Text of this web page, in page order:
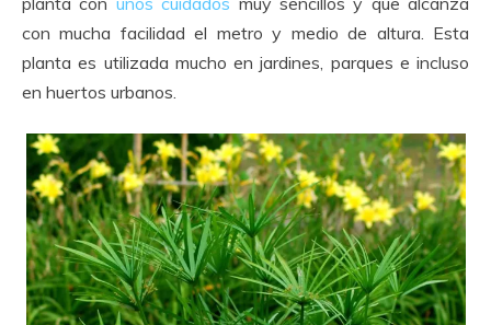
con mucha facilidad el metro y medio de altura. Esta
planta es utilizada mucho en jardines, parques e incluso
en huertos urbanos.